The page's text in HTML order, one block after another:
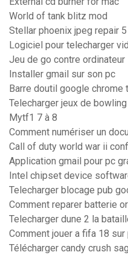
World of tank blitz mod
Stellar phoenix jpeg repair 5
Logiciel pour telecharger
Jeu de go contre ordinateur
Installer gmail sur son pc
Barre doutil google chrome
Telecharger jeux de
Mytf1 7 à 8
Comment numériser un
Call of duty world war ii
Application gmail pour pc
Intel chipset device
Telecharger blocage pub
Comment reparer batterie
Telecharger dune 2 la
Comment jouer a fifa 18
Télécharger candy crush